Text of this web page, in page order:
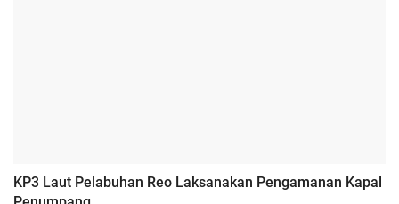
KP3 Laut Pelabuhan Reo Laksanakan Pengamanan Kapal